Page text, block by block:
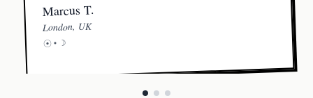
Marcus T.
London, UK
☉ • ☽